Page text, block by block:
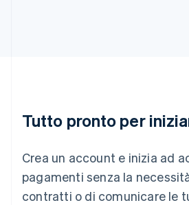
Tutto pronto per
Crea un account e inizia ad
pagamenti senza la
contratti o di comunicare le
Lituania
Lussemburgo
Deutsch English
Malaysia
English 简体中文